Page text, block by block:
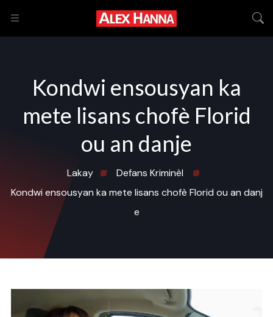
Kondwi ensousyan ka
mete lisans chofè Florid
ou an danje
Lakay
Defans Kriminèl
Kondwi ensousyan ka mete lisans chofè Florid ou an danj
e